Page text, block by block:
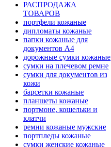
РАСПРОДАЖА
ТОВАРОВ
портфели кожаные
дипломаты кожаные
папки кожаные для
документов А4
дорожные сумки кожаные
сумки на плечевом ремне
сумки для документов из
кожи
барсетки кожаные
планшеты кожаные
портмоне, кошельки и
клатчи
ремни кожаные мужские
портпледы кожаные
сумки женские кожаные